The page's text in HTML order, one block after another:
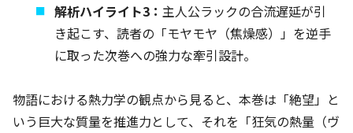
解析ハイライト3： 主人公ラックの合流遅延が引
き起こす、読者の「モヤモヤ（焦燥感）」を逆手
に取った次巻への強力な牽引設計。
物語における熱力学の観点から見ると、本巻は「絶望」と
いう巨大な質量を推進力として、それを「狂気の熱量（ヴ